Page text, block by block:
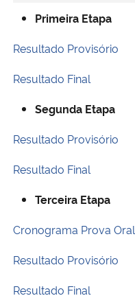
Primeira Etapa
Resultado Provisório
Resultado Final
Segunda Etapa
Resultado Provisório
Resultado Final
Terceira Etapa
Cronograma Prova Oral
Resultado Provisório
Resultado Final